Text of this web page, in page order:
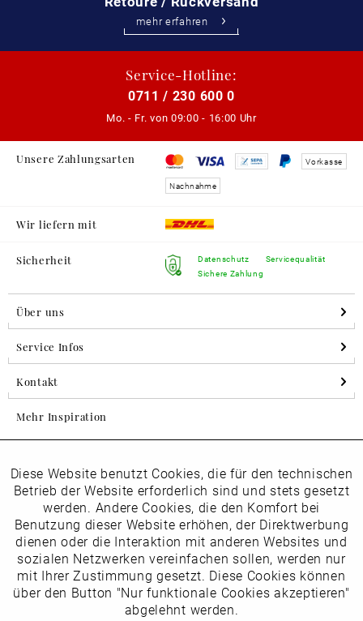
mehr erfahren
Service-Hotline:
0711 / 230 600 0
Mo. - Fr. von 09:00 - 16:00 Uhr
Unsere Zahlungsarten Vorkasse
Nachnahme
Wir liefern mit
Sicherheit
Datenschutz
Sichere Zahlung
Servicequalität
Über uns
Service Infos
Kontakt
Mehr Inspiration
Folgen Sie uns auf Instagram
horsch_schuhe
Newsletter
Datenschutzbestimmungenhabe ich zur Kenntnis
Funktionale Aktiv
Marketing Inaktiv
Tracking Inaktiv
Diese Website benutzt Cookies, die für den technischen
Betrieb der Website erforderlich sind und stets gesetzt
werden. Andere Cookies, die den Komfort bei
Benutzung dieser Website erhöhen, der Direktwerbung
dienen oder die Interaktion mit anderen Websites und
sozialen Netzwerken vereinfachen sollen, werden nur
mit Ihrer Zustimmung gesetzt. Diese Cookies können
über den Button "Nur funktionale Cookies akzeptieren"
abgelehnt werden.